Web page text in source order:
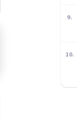
9.
10.